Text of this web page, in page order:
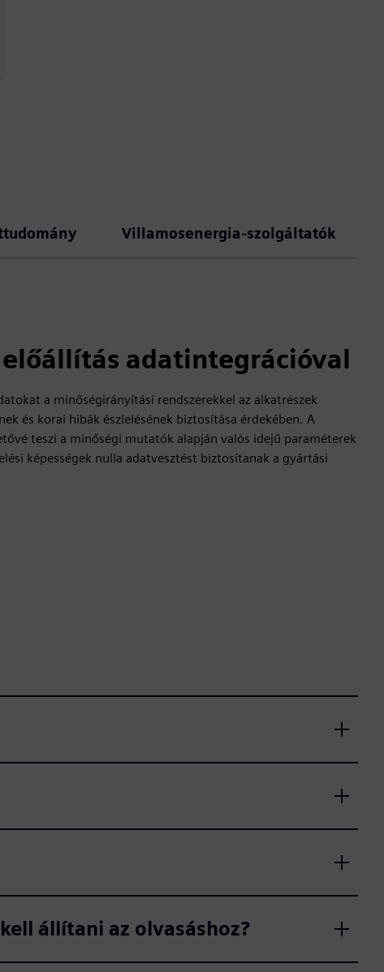
Villamosenergia-szolgáltatók
előállítás adatintegrációval
a minőségirányítási rendszerekkel az alkatrészek
és korai hibák észlelésének biztosítása érdekében. A
teszi a minőségi mutatók alapján valós idejű paraméterek
képességek nulla adatvesztést biztosítanak a gyártási
állítani az olvasáshoz?